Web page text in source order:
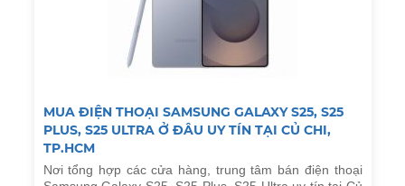
MUA ĐIỆN THOẠI SAMSUNG GALAXY S25, S25
PLUS, S25 ULTRA Ở ĐÂU UY TÍN TẠI CỦ CHI,
TP.HCM
Nơi tổng hợp các cửa hàng, trung tâm bán điện thoại